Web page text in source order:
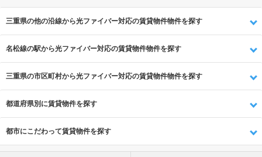
三重県の他の沿線から光ファイバー対応の賃貸物件物件を探す
名松線の駅から光ファイバー対応の賃貸物件物件を探す
三重県の市区町村から光ファイバー対応の賃貸物件物件を探す
都道府県別に賃貸物件を探す
都市にこだわって賃貸物件を探す